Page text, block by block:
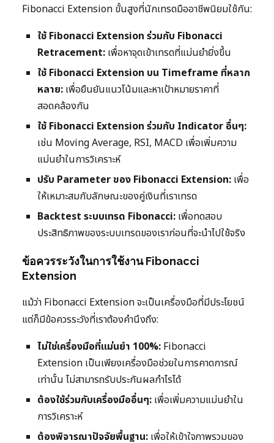
Fibonacci Extension ขั้นสูงที่นักเทรดมืออาชีพนิยมใช้กัน:
ใช้ Fibonacci Extension ร่วมกับ Fibonacci
Retracement: เพื่อหาจุดเข้าเทรดที่แม่นยำยิ่งขึ้น
ใช้ Fibonacci Extension บน Timeframe ที่หลาก
หลาย: เพื่อยืนยันแนวโน้มและหาเป้าหมายราคาที่
สอดคล้องกัน
ใช้ Fibonacci Extension ร่วมกับ Indicator อื่นๆ:
เช่น Moving Average, RSI, MACD เพื่อเพิ่มความ
แม่นยำในการวิเคราะห์
ปรับ Parameter ของ Fibonacci Extension: เพื่อ
ให้เหมาะสมกับลักษณะของคู่เงินที่เราเทรด
Backtest ระบบเทรด Fibonacci: เพื่อทดสอบ
ประสิทธิภาพของระบบเทรดของเราก่อนที่จะนำไปใช้จริง
ข้อควรระวังในการใช้งาน Fibonacci
Extension
แม้ว่า Fibonacci Extension จะเป็นเครื่องมือที่มีประโยชน์
แต่ก็มีข้อควรระวังที่เราต้องคำนึงถึง:
ไม่ใช่เครื่องมือที่แม่นยำ 100%: Fibonacci
Extension เป็นเพียงเครื่องมือช่วยในการคาดการณ์
เท่านั้น ไม่สามารถรับประกันผลกำไรได้
ต้องใช้ร่วมกับเครื่องมืออื่นๆ: เพื่อเพิ่มความแม่นยำใน
การวิเคราะห์
ต้องพิจารณาปัจจัยพื้นฐาน: เพื่อให้เข้าใจภาพรวมของ